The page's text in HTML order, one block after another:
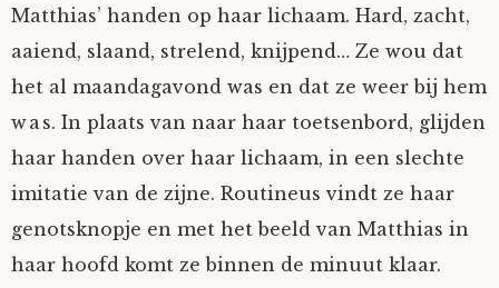
Henricus
Jack
Johanna
Matthias’ handen op haar lichaam. Hard, zacht,
aaiend, slaand, strelend, knijpend… Ze wou dat
het al maandagavond was en dat ze weer bij hem
was. In plaats van naar haar toetsenbord, glijden
haar handen over haar lichaam, in een slechte
imitatie van de zijne. Routineus vindt ze haar
genotsknopje en met het beeld van Matthias in
haar hoofd komt ze binnen de minuut klaar.